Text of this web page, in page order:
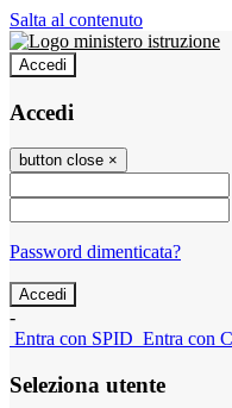
Salta al contenuto
Accedi
Accedi
button close ×
Password dimenticata?
-
Entra con SPID Entra con
Seleziona utente